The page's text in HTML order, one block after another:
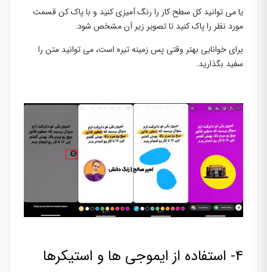
یا می توانید کل سطح کار را رنگ آمیزی کنید و با پاک کن قسمت
مورد نظر را پاک کنید تا تصویر زیر آن مشخص شود.
برای خوانایی بهتر وقتی پس زمینه تیره است، می توانید متن را
سفید بگذارید.
4- استفاده از ایموجی ها و استیکرها